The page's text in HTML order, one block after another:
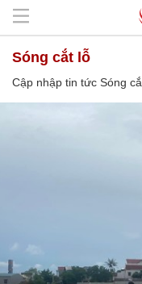
Sóng cắt lỗ
Cập nhập tin tức Sóng